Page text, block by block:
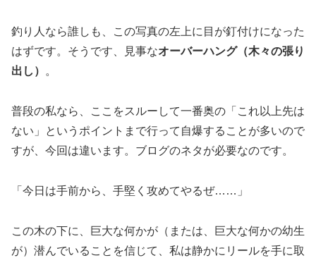
釣り人なら誰しも、この写真の左上に目が釘付けになった
はずです。そうです、見事なオーバーハング（木々の張り
出し）
。
普段の私なら、ここをスルーして一番奥の「これ以上先は
ない」というポイントまで行って自爆することが多いので
すが、今回は違います。ブログのネタが必要なのです。
「今日は手前から、手堅く攻めてやるぜ……」
この木の下に、巨大な何かが（または、巨大な何かの幼生
が）潜んでいることを信じて、私は静かにリールを手に取